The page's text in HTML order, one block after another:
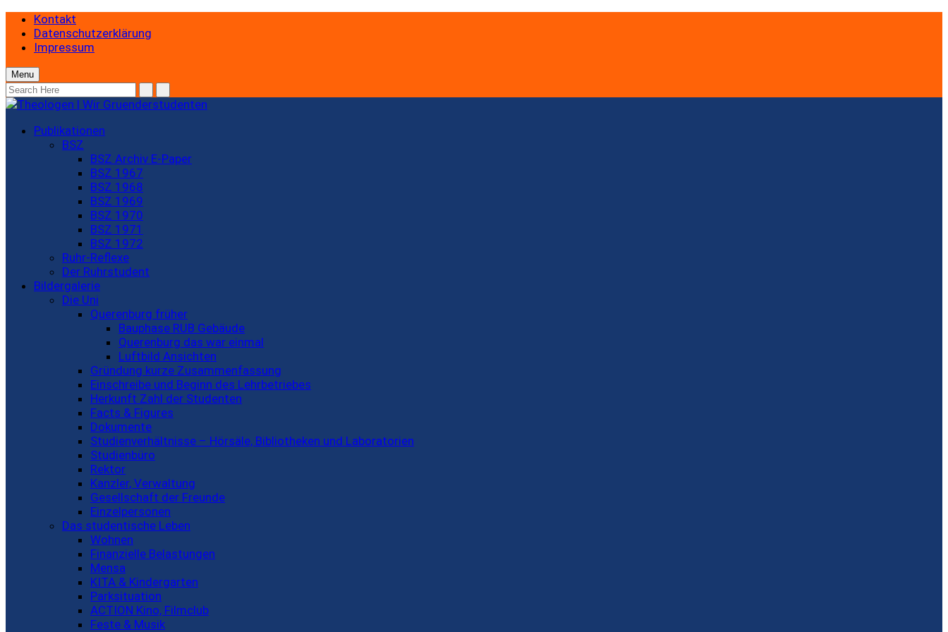
Kontakt
Datenschutzerklärung
Impressum
Menu
Publikationen
BSZ
BSZ Archiv E-Paper
BSZ 1967
BSZ 1968
BSZ 1969
BSZ 1970
BSZ 1971
BSZ 1972
Ruhr-Reflexe
Der Ruhrstudent
Bildergalerie
Die Uni
Querenburg früher
Bauphase RUB Gebäude
Querenburg das war einmal
Luftbild Ansichten
Gründung kurze Zusammenfassung
Einschreibe und Beginn des Lehrbetriebes
Herkunft Zahl der Studenten
Facts & Figures
Dokumente
Studienverhältnisse – Hörsäle, Bibliotheken und Laboratorien
Studienbüro
Rektor
Kanzler, Verwaltung
Gesellschaft der Freunde
Einzelpersonen
Das studentische Leben
Wohnen
Finanzielle Belastungen
Mensa
KITA & Kindergarten
Parksituation
ACTION Kino, Filmclub
Feste & Musik